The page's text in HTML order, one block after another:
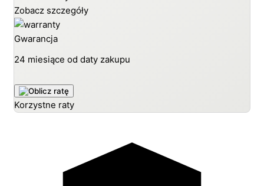
Zobacz szczegóły
Gwarancja
24 miesiące od daty zakupu
Korzystne raty